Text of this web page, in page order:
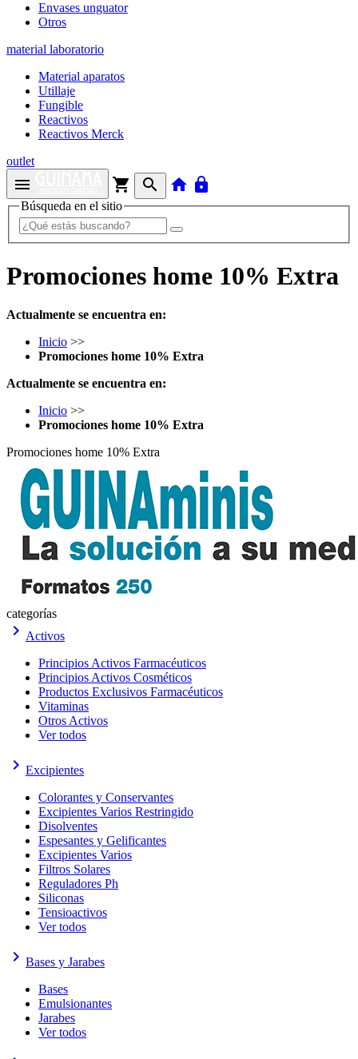
Envases unguator
Otros
material laboratorio
Material aparatos
Utillaje
Fungible
Reactivos
Reactivos Merck
outlet
menu shopping_cart search home lock
Búsqueda en el sitio
Promociones home 10% Extra
Actualmente se encuentra en:
Inicio >>
Promociones home 10% Extra
Actualmente se encuentra en:
Inicio >>
Promociones home 10% Extra
Promociones home 10% Extra
categorías
keyboard_arrow_right Activos
Principios Activos Farmacéuticos
Principios Activos Cosméticos
Productos Exclusivos Farmacéuticos
Vitaminas
Otros Activos
Ver todos
keyboard_arrow_right Excipientes
Colorantes y Conservantes
Excipientes Varios Restringido
Disolventes
Espesantes y Gelificantes
Excipientes Varios
Filtros Solares
Reguladores Ph
Siliconas
Tensioactivos
Ver todos
keyboard_arrow_right Bases y Jarabes
Bases
Emulsionantes
Jarabes
Ver todos